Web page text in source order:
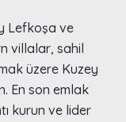
Lefkoşa ve
villalar, sahil
üzere Kuzey
En son emlak
kurun ve lider